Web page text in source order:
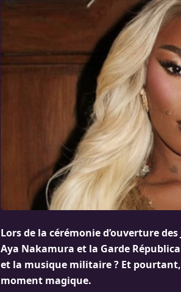
Lors de la cérémonie d’ouverture
Aya Nakamura et la Garde
et la musique militaire ? Et
moment magique.